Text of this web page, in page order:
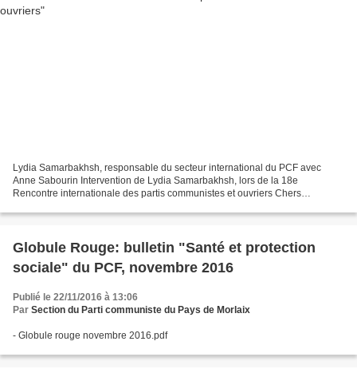
Lydia Samarbakhsh, responsable du secteur international du PCF avec
Anne Sabourin Intervention de Lydia Samarbakhsh, lors de la 18e
Rencontre internationale des partis communistes et ouvriers Chers
Globule Rouge: bulletin "Santé et protection
sociale" du PCF, novembre 2016
Publié le 22/11/2016 à 13:06
Par Section du Parti communiste du Pays de Morlaix
- Globule rouge novembre 2016.pdf